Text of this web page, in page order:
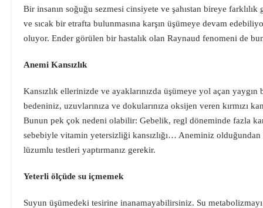
Bir insanın soğuğu sezmesi cinsiyete ve şahıstan bireye
ve sıcak bir etrafta bulunmasına karşın üşümeye devam
oluyor. Ender görülen bir hastalık olan Raynaud fenomeni de
Anemi Kansızlık
Kansızlık ellerinizde ve ayaklarınızda üşümeye yol açan
bedeniniz, uzuvlarınıza ve dokularınıza oksijen veren kırmızı
Bunun pek çok nedeni olabilir: Gebelik, regl döneminde fazla
sebebiyle vitamin yetersizliği kansızlığı… Aneminiz
lüzumlu testleri yaptırmanız gerekir.
Yeterli ölçüde su içmemek
Suyun üşümedeki tesirine inanamayabilirsiniz. Su